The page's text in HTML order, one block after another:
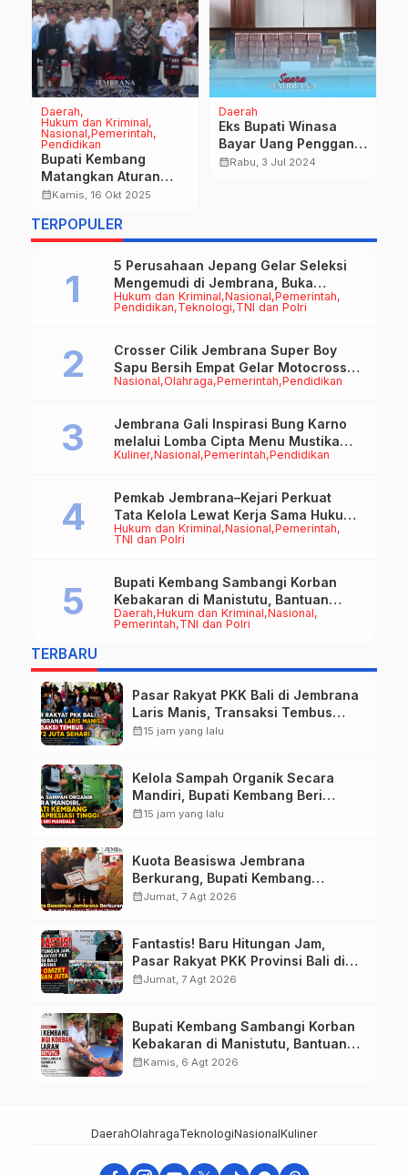
Daerah
Hukum dan Kriminal
Nasional Pemerintah
Pendidikan
Bupati Kembang
Matangkan Aturan
PBG dan Disinsentif
Usaha
calendar_monthKamis, 16 Okt 2025
Daerah
Eks Bupati Winasa
Bayar Uang Pengganti
3,8 Milyar Ke Kejari
calendar_monthRabu, 3 Jul 2024
TERPOPULER
Hukum dan Kriminal Nasional Pemerintah
Pendidikan Teknologi TNI dan Polri
5 Perusahaan Jepang Gelar Seleksi
Mengemudi di Jembrana, Buka
Peluang Kerja bagi Calon PMI
Nasional Olahraga Pemerintah Pendidikan
Crosser Cilik Jembrana Super Boy
Sapu Bersih Empat Gelar Motocross
50cc
Kuliner Nasional Pemerintah Pendidikan
Jembrana Gali Inspirasi Bung Karno
melalui Lomba Cipta Menu Mustika
Rasa
Hukum dan Kriminal Nasional Pemerintah
TNI dan Polri
Pemkab Jembrana–Kejari Perkuat
Tata Kelola Lewat Kerja Sama Hukum
Datun
Daerah Hukum dan Kriminal Nasional
Pemerintah TNI dan Polri
Bupati Kembang Sambangi Korban
Kebakaran di Manistutu, Bantuan
Disalurkan untuk Ringankan Beban
TERBARU
Pasar Rakyat PKK Bali di Jembrana
Laris Manis, Transaksi Tembus
Rp.672 Juta Sehari
calendar_month15 jam yang lalu
Kelola Sampah Organik Secara
Mandiri, Bupati Kembang Beri
Apresiasi Tinggi Warga Sri
calendar_month15 jam yang lalu
Kuota Beasiswa Jembrana
Berkurang, Bupati Kembang
Siapkan Upaya Penambahan di
calendar_monthJumat, 7 Agt 2026
Fantastis! Baru Hitungan Jam,
Pasar Rakyat PKK Provinsi Bali di
Jembrana Raup Omzet Ratusan
calendar_monthJumat, 7 Agt 2026
Bupati Kembang Sambangi Korban
Kebakaran di Manistutu, Bantuan
Disalurkan untuk Ringankan Beban
calendar_monthKamis, 6 Agt 2026
DaerahOlahragaTeknologiNasionalKuliner